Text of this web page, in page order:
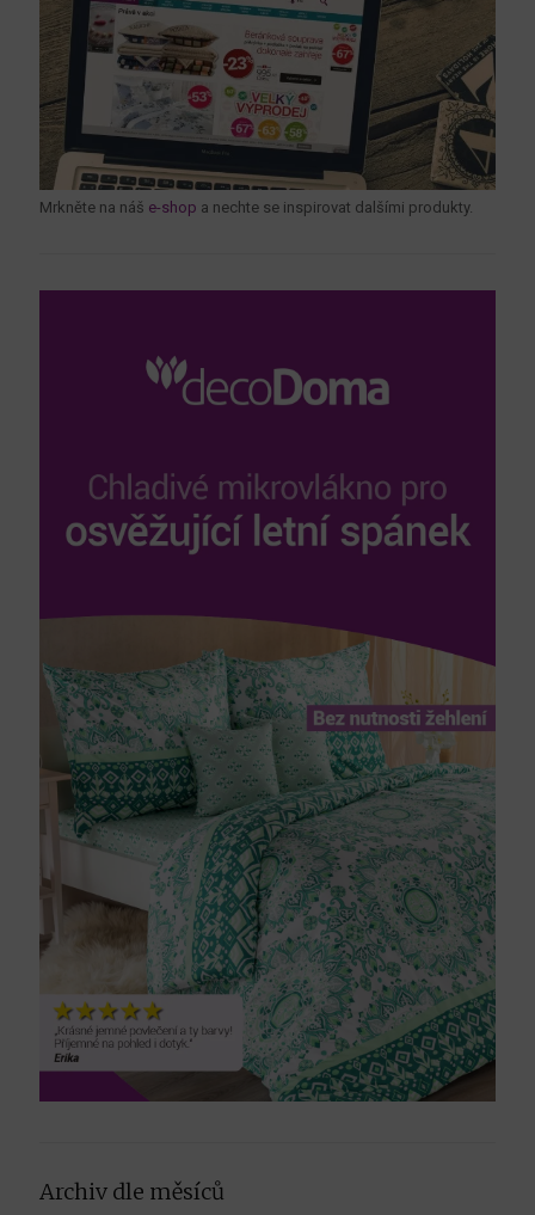
Mrkněte na náš e-shop a nechte se inspirovat dalšími produkty.
Archiv dle měsíců